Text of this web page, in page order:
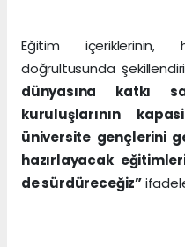
Eğitim içeriklerinin,
doğrultusunda
dünyasına katkı
kuruluşlarının
üniversite gençlerini
hazırlayacak
de sürdüreceğiz”